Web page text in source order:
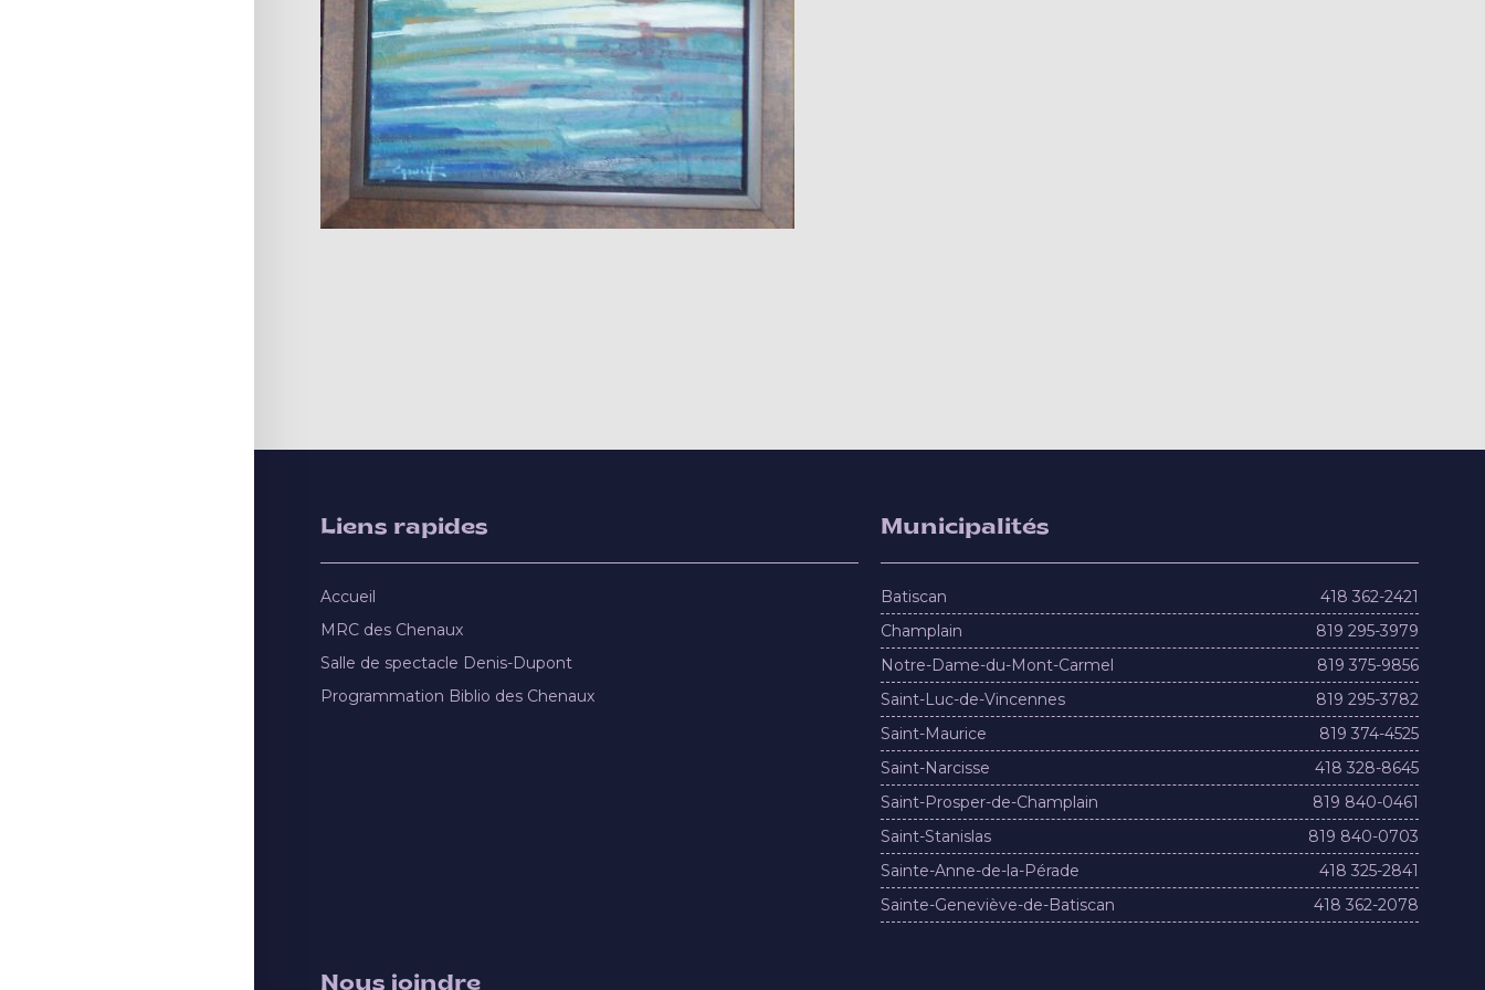
Liens rapides
Accueil
MRC des Chenaux
Salle de spectacle Denis-Dupont
Programmation Biblio des Chenaux
Municipalités
Batiscan
418 362-2421
Champlain
819 295-3979
Notre-Dame-du-Mont-Carmel
819 375-9856
Saint-Luc-de-Vincennes
819 295-3782
Saint-Maurice
819 374-4525
Saint-Narcisse
418 328-8645
Saint-Prosper-de-Champlain
819 840-0461
Saint-Stanislas
819 840-0703
Sainte-Anne-de-la-Pérade
418 325-2841
Sainte-Geneviève-de-Batiscan
418 362-2078
Nous joindre